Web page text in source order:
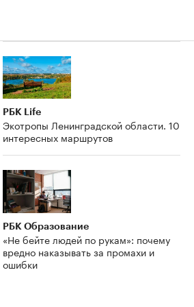
РБК Life
Экотропы Ленинградской области. 10
интересных маршрутов
РБК Образование
«Не бейте людей по рукам»: почему
вредно наказывать за промахи и
ошибки